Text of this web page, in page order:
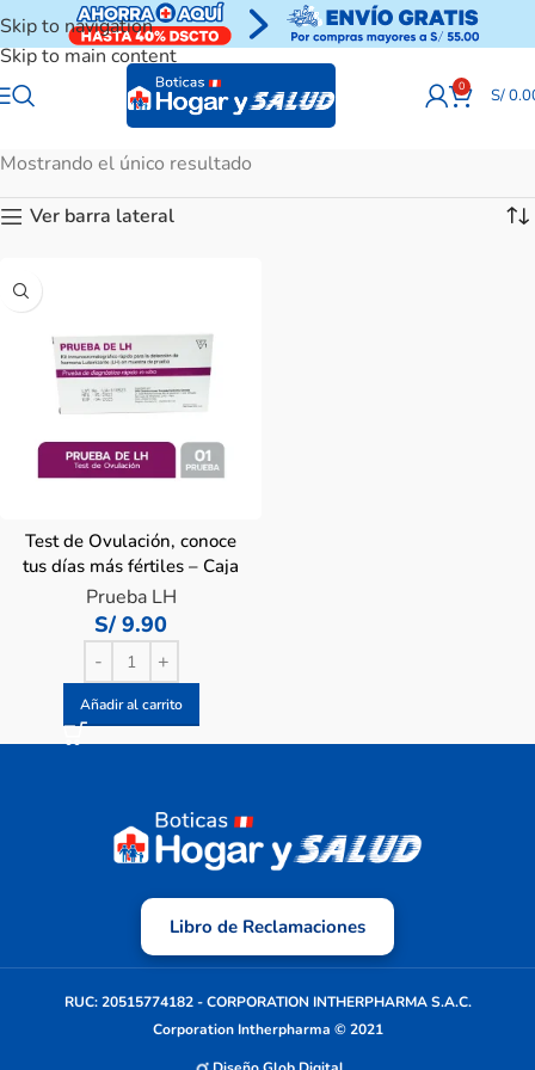
Skip to navigation
Skip to main content
0 S/
Mostrando el único resultado
Ver barra lateral
Test de Ovulación, conoce
tus días más fértiles – Caja
1 Un
Prueba LH
S/ 9.90
Añadir al carrito
Libro de Reclamaciones
RUC: 20515774182 - CORPORATION INTHERPHARMA S.A.C.
Corporation Intherpharma © 2021